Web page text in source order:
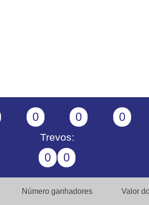
0 0 0
Trevos:
0 0
Número ganhadores Valor